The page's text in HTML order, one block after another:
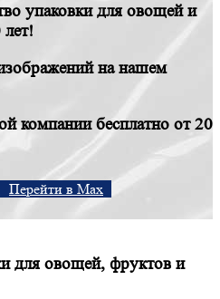
упаковки для овощей и
на нашем
компании бесплатно от 20
Перейти в Max
для овощей, фруктов и